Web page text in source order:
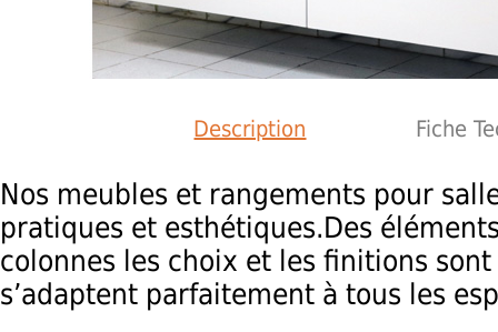
Description Fiche
Nos meubles et rangements pour
pratiques et esthétiques.Des
colonnes les choix et les finitions
s’adaptent parfaitement à tous les